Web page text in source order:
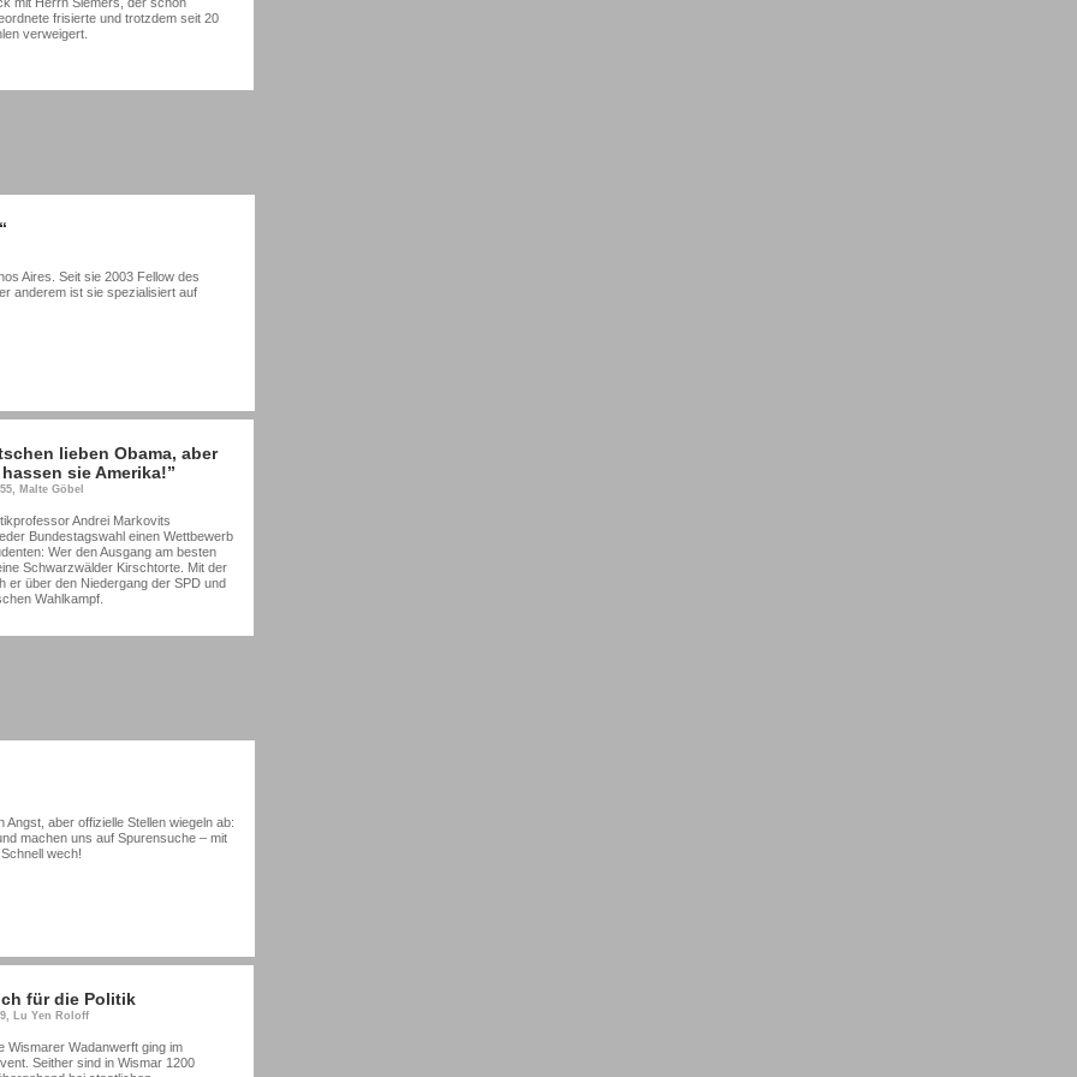
frisierte und trotzdem seit 20
verweigert.
Aires. Seit sie 2003 Fellow des
anderem ist sie spezialisiert auf
lieben Obama, aber
sie Amerika!”
Malte Göbel
Andrei Markovits
Bundestagswahl einen Wettbewerb
Wer den Ausgang am besten
Schwarzwälder Kirschtorte. Mit der
er über den Niedergang der SPD und
Wahlkampf.
aber offizielle Stellen wiegeln ab:
machen uns auf Spurensuche – mit
wech!
für die Politik
Lu Yen Roloff
Wismarer Wadanwerft ging im
Seither sind in Wismar 1200